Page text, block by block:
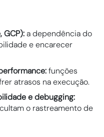
GCP):a dependência do
e encarecer
funções
atrasos na execução.
e debugging:
o rastreamento de